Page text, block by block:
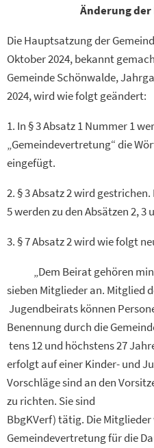
Änderung
Die Hauptsatzung der
Oktober 2024, bekannt
Gemeinde Schönwalde,
2024, wird wie folgt geändert:
1. In § 3 Absatz 1 Nummer 1
„Gemeindevertretung“ die
eingefügt.
2. § 3 Absatz 2 wird
5 werden zu den Absätzen 2, 3
3. § 7 Absatz 2 wird wie folgt
„Dem Beirat gehören
sieben Mitglieder an.
Jugendbeirats können
Benennung durch die
tens 12 und höchstens 27
erfolgt auf einer Kinder-
Vorschläge sind an den
zu richten. Sie sind
BbgKVerf) tätig. Die
Gemeindevertretung für